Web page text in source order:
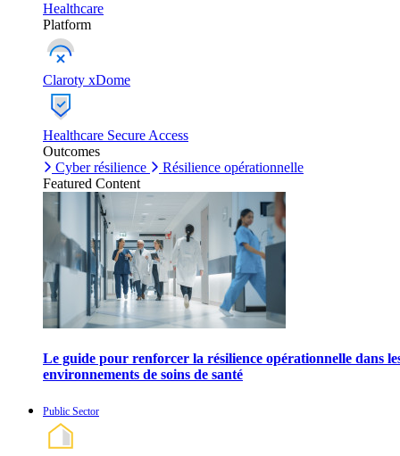
Healthcare
Platform
Claroty xDome
Healthcare Secure Access
Outcomes
Cyber résilience
Résilience opérationnelle
Featured Content
Le guide pour renforcer la résilience opérationnelle dans
environnements de soins de santé
Public Sector